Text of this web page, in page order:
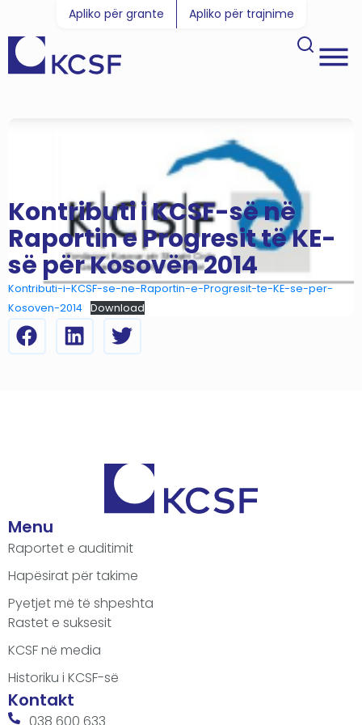
Apliko për grante Apliko për trajnime
Kontributi i KCSF-së në
Raportin e Progresit të KE-
së për Kosovën 2014
Kontributi-i-KCSF-se-ne-Raportin-e-Progresit-te-KE-se-per-
Kosoven-2014 Download
Menu
Raportet e auditimit
Hapësirat për takime
Pyetjet më të shpeshta
Rastet e suksesit
KCSF në media
Historiku i KCSF-së
Kontakt
038 600 633